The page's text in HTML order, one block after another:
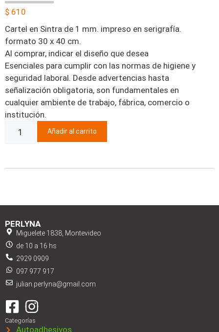
$ 610
Cartel en Sintra de 1 mm. impreso en serigrafía.
formato 30 x 40 cm.
Al comprar, indicar el diseño que desea
Esenciales para cumplir con las normas de higiene y
seguridad laboral. Desde advertencias hasta
señalización obligatoria, son fundamentales en
cualquier ambiente de trabajo, fábrica, comercio o
institución.
Añadir al carrito
PERLYNA
Miguelete 1838, Montevideo
de 10 a 16 hs
2929 0909
097 977 917
julian.perlyna@gmail.com
Categorías
Autoadhesivos